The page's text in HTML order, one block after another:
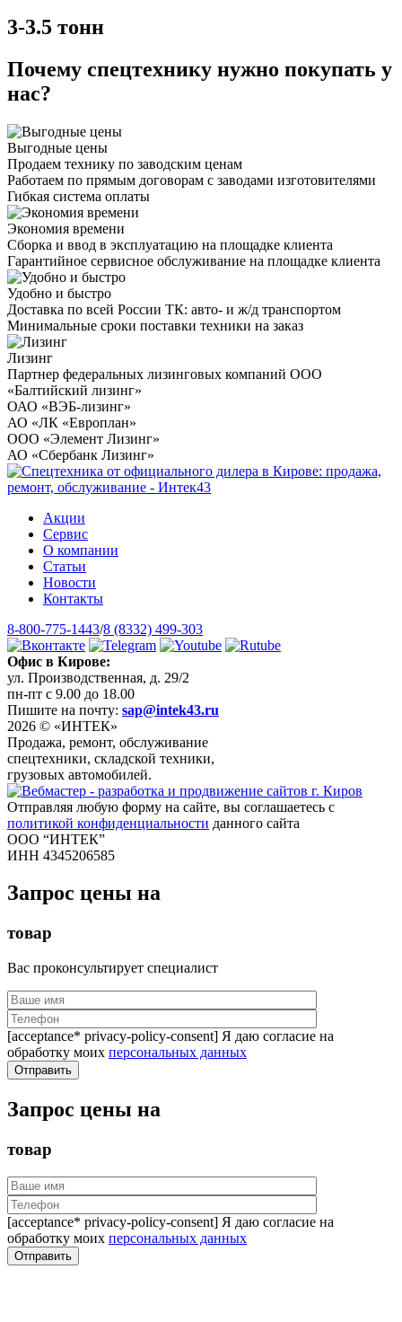
3-3.5 тонн
Почему спецтехнику нужно покупать у
нас?
Выгодные цены
Продаем технику по заводским ценам
Работаем по прямым договорам с заводами изготовителями
Гибкая система оплаты
Экономия времени
Сборка и ввод в эксплуатацию на площадке клиента
Гарантийное сервисное обслуживание на площадке клиента
Удобно и быстро
Доставка по всей России ТК: авто- и ж/д транспортом
Минимальные сроки поставки техники на заказ
Лизинг
Партнер федеральных лизинговых компаний ООО
«Балтийский лизинг»
ОАО «ВЭБ-лизинг»
АО «ЛК «Европлан»
ООО «Элемент Лизинг»
АО «Сбербанк Лизинг»
Акции
Сервис
О компании
Статьи
Новости
Контакты
8-800-775-1443/8 (8332) 499-303
Офис в Кирове:
ул. Производственная, д. 29/2
пн-пт с 9.00 до 18.00
Пишите на почту: sap@intek43.ru
2026 © «ИНТЕК»
Продажа, ремонт, обслуживание
спецтехники, складской техники,
грузовых автомобилей.
Отправляя любую форму на сайте, вы соглашаетесь с
политикой конфиденциальности данного сайта
ООО “ИНТЕК”
ИНН 4345206585
Запрос цены на
товар
Вас проконсультирует специалист
[acceptance* privacy-policy-consent] Я даю согласие на
обработку моих персональных данных
Запрос цены на
товар
[acceptance* privacy-policy-consent] Я даю согласие на
обработку моих персональных данных